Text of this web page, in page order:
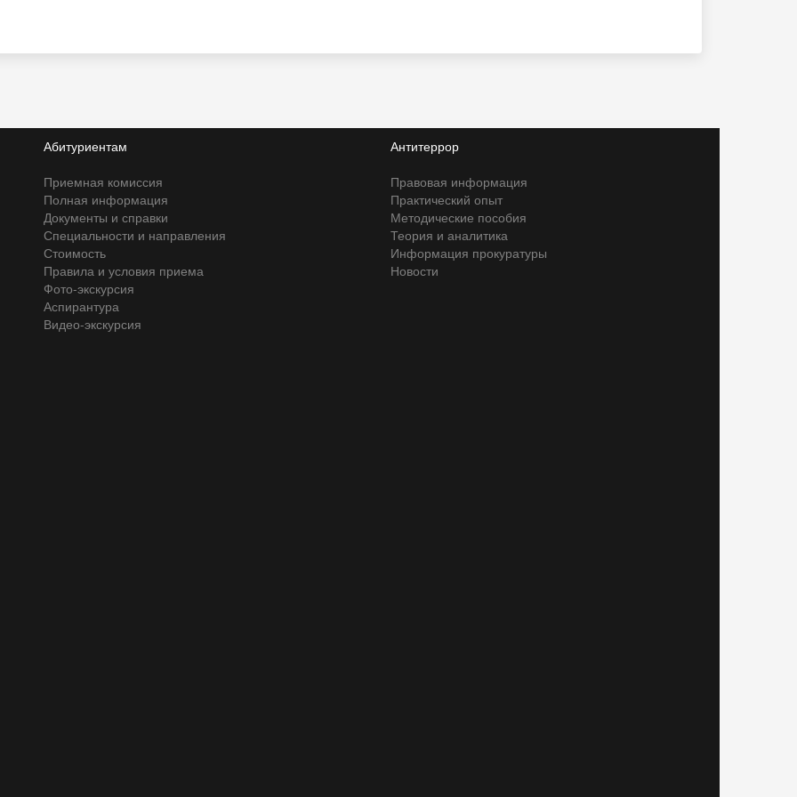
Абитуриентам
Приемная комиссия
Полная информация
Документы и справки
Специальности и направления
Стоимость
Правила и условия приема
Фото-экскурсия
Аспирантура
Видео-экскурсия
Антитеррор
Правовая информация
Практический опыт
Методические пособия
Теория и аналитика
Информация прокуратуры
Новости